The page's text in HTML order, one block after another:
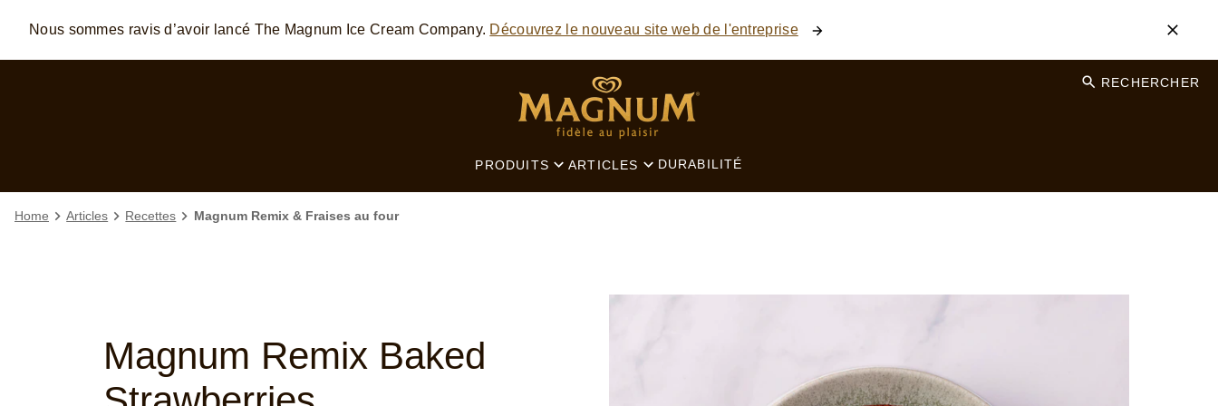
Skip to: MAIN CONTENT FOOTER SEARCH
Nous sommes ravis d’avoir lancé The Magnum Ice Cream Company. Découvrez le nouveau site web de l'entreprise
PRODUITS ARTICLES DURABILITÉ
RECHERCHER
Home Articles Recettes Magnum Remix & Fraises au four
Magnum Remix Baked